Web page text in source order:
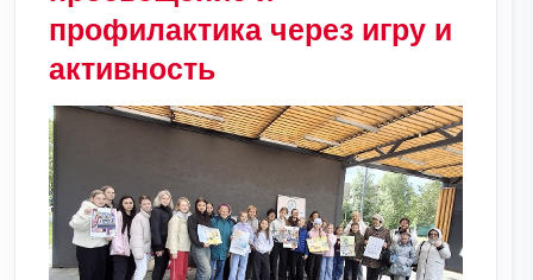
профилактика через игру и
активность